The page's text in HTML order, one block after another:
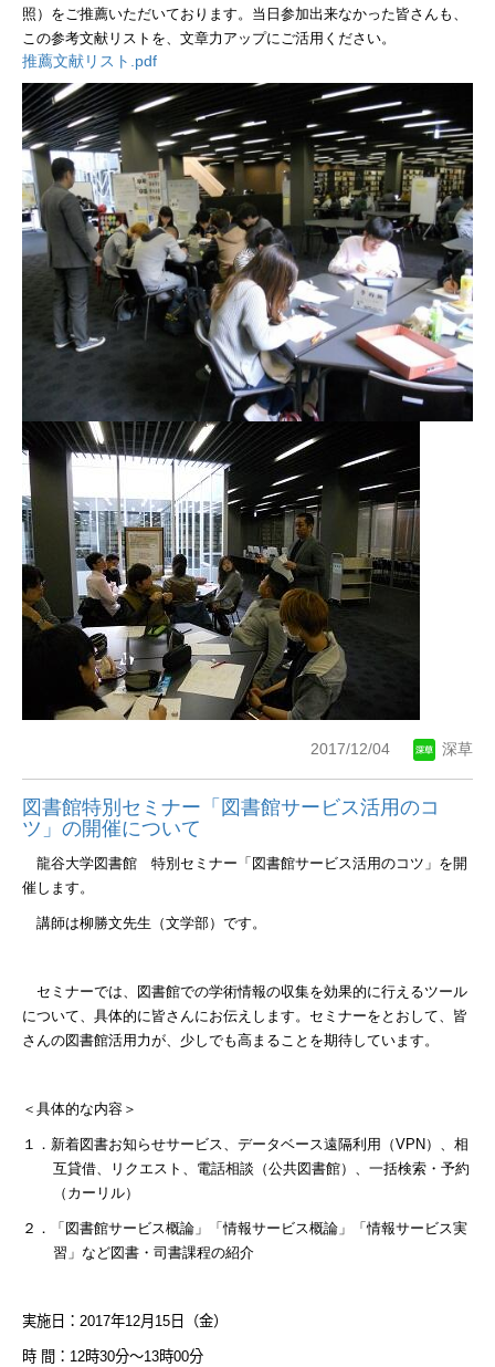
照）をご推薦いただいております。当日参加出来なかった皆さんも、
この参考文献リストを、文章力アップにご活用ください。
推薦文献リスト.pdf
2017/12/04 深草
図書館特別セミナー「図書館サービス活用のコ
ツ」の開催について
龍谷大学図書館 特別セミナー「図書館サービス活用のコツ」を開
催します。
講師は柳勝文先生（文学部）です。
セミナーでは、図書館での学術情報の収集を効果的に行えるツール
について、具体的に皆さんにお伝えします。セミナーをとおして、皆
さんの図書館活用力が、少しでも高まることを期待しています。
＜具体的な内容＞
１．新着図書お知らせサービス、データベース遠隔利用（VPN ）、相
互貸借、リクエスト、電話相談（公共図書館）、一括検索・予約
（カーリル）
２．「図書館サービス概論」「情報サービス概論」「情報サービス実
習」など図書・司書課程の紹介
実施日： 2017年12月 15 日（金）
時 間： 12時30分～13時00分